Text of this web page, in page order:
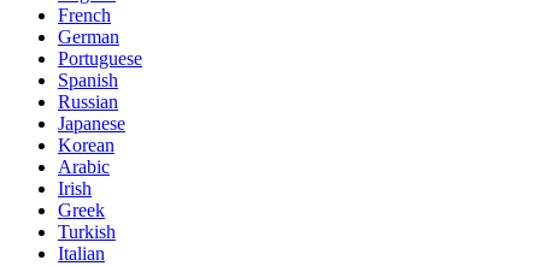
French
German
Portuguese
Spanish
Russian
Japanese
Korean
Arabic
Irish
Greek
Turkish
Italian